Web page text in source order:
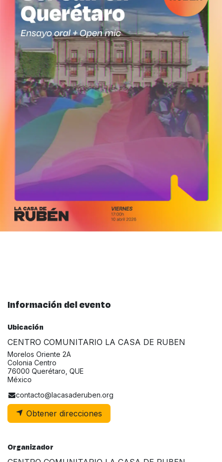
Información del evento
Ubicación
CENTRO COMUNITARIO LA CASA DE RUBEN
Morelos Oriente 2A
Colonia Centro
76000 Querétaro, QUE
México
contacto@lacasaderuben.org
Obtener direcciones
Organizador